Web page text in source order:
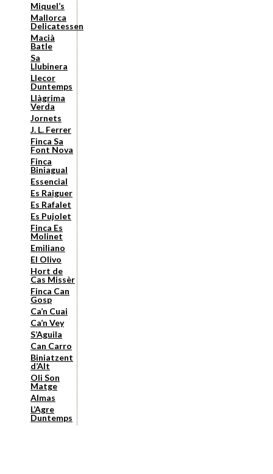
Miquel’s
Mallorca
Delicatessen
Macià
Batle
Sa
Llubinera
Llecor
Duntemps
Llàgrima
Verda
Jornets
J. L. Ferrer
Finca Sa
Font Nova
Finca
Biniagual
Essencial
Es Raiguer
Es Rafalet
Es Pujolet
Finca Es
Molinet
Emiliano
El Olivo
Hort de
Cas Missèr
Finca Can
Gosp
Ca’n Cuai
Ca’n Vey
S’Aguila
Can Carro
Biniatzent
d’Alt
Oli Son
Matge
Almas
L’Agre
Duntemps